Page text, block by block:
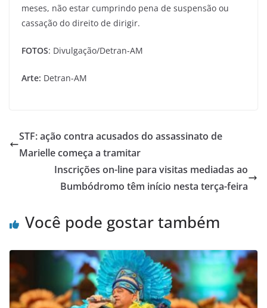
meses, não estar cumprindo pena de suspensão ou
cassação do direito de dirigir.
FOTOS: Divulgação/Detran-AM
Arte: Detran-AM
STF: ação contra acusados do assassinato de
Marielle começa a tramitar
Inscrições on-line para visitas mediadas ao
Bumbódromo têm início nesta terça-feira
Você pode gostar também